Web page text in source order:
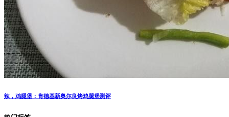
辣，鸡腿堡：肯德基新奥尔良烤鸡腿堡测评